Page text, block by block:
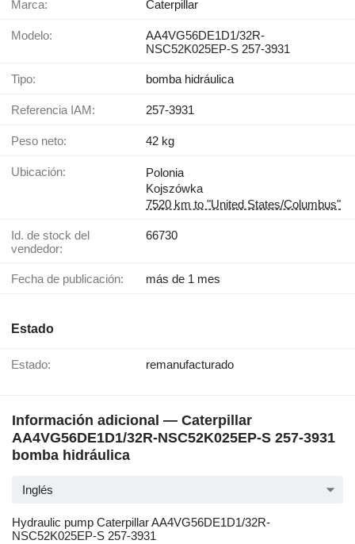
Marca: Caterpillar
Modelo:
AA4VG56DE1D1/32R-
NSC52K025EP-S 257-3931
Tipo: bomba hidráulica
Referencia IAM: 257-3931
Peso neto: 42 kg
Ubicación:
Polonia
Kojszówka
7520 km to "United States/Columbus"
Id. de stock del
vendedor:
66730
Fecha de publicación: más de 1 mes
Estado
Estado: remanufacturado
Información adicional — Caterpillar
AA4VG56DE1D1/32R-NSC52K025EP-S 257-3931
bomba hidráulica
Inglés
Hydraulic pump Caterpillar AA4VG56DE1D1/32R-
NSC52K025EP-S 257-3931